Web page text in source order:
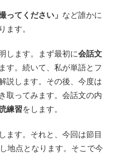
ってください」 など誰かに
ます。
します。まず最初に会話文
す。続いて、私が単語とフ
説します。その後、今度は
取ってみます。会話文の内
練習をします。
ます。それと、今回は節目
地点となります。そこで今